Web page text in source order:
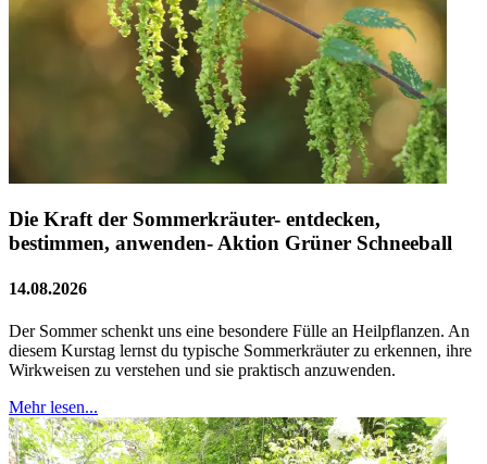
Die Kraft der Sommerkräuter- entdecken,
bestimmen, anwenden- Aktion Grüner Schneeball
14.08.2026
Der Sommer schenkt uns eine besondere Fülle an Heilpflanzen. An
diesem Kurstag lernst du typische Sommerkräuter zu erkennen, ihre
Wirkweisen zu verstehen und sie praktisch anzuwenden.
Mehr lesen...